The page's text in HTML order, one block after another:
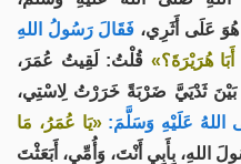
عَلَى أَثَرِي، فَقَالَ رَسُولُ اللهِ
هُرَيْرَةَ؟» قُلْتُ: لَقِيتُ عُمَرَ،
بَيْنَ ثَدْيَيَّ ضَرْبَةً خَرَرْتُ لِاسْتِي،
اللهُ عَلَيْهِ وَسَلَّمَ: «يَا عُمَرُ، مَا
اللهِ، بِأَبِي أَنْتَ، وَأُمِّي، أَبَعَثْتَ